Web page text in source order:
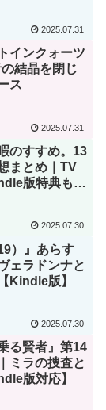
2025.07.31
インクォーツ
結晶を閉じ
ス
2025.07.31
のすすめ。13
まとめ｜TV
版特典も紹
2025.07.30
）』あらす
ェラドンナと
Kindle版】
2025.07.30
る賢者』第14
ミラの捜査と
版対応】